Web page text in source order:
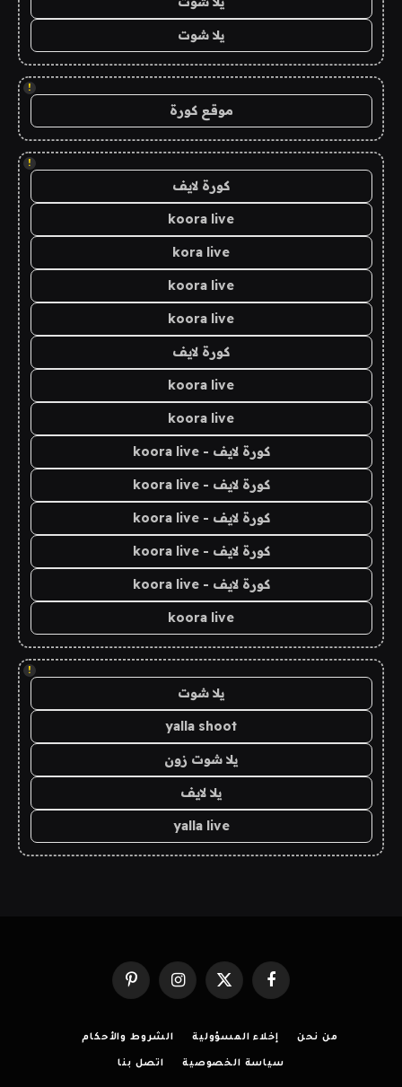
يلا شوت
!
موقع كورة
!
كورة لايف
koora live
kora live
koora live
koora live
كورة لايف
koora live
koora live
كورة لايف - koora live
كورة لايف - koora live
كورة لايف - koora live
كورة لايف - koora live
كورة لايف - koora live
koora live
!
يلا شوت
yalla shoot
يلا شوت زون
يلا لايف
yalla live
فيسبوك X
(Twitter)
الانستغرامبينتيريست
من نحن إخلاء المسؤولية الشروط والأحكام
سياسة الخصوصية اتصل بنا